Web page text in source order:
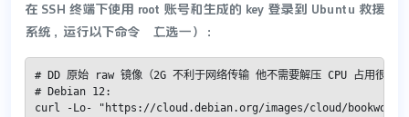
在 SSH 终端下使用 root 账号和生成的 key 登录到 Ubuntu 救援
系统，运行以下命令（二选一）：
# DD 原始 raw 镜像（2G 不利于网络传输 他不需要解压 CPU 占用很小）
# Debian 12:
curl -Lo- "https://cloud.debian.org/images/cloud/bookworm/